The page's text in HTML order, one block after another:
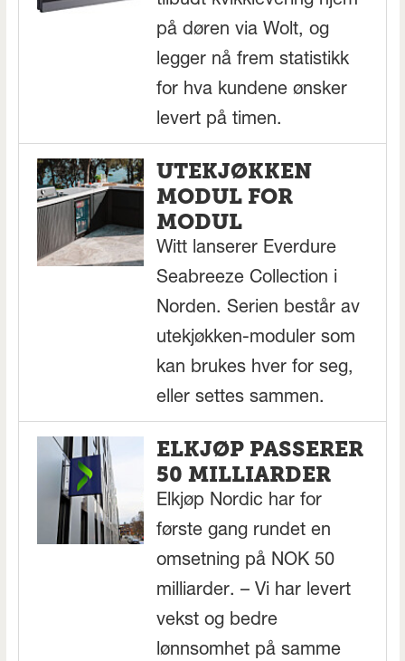
på døren via Wolt, og
legger nå frem statistikk
for hva kundene ønsker
levert på timen.
UTEKJØKKEN
MODUL FOR
MODUL
Witt lanserer Everdure
Seabreeze Collection i
Norden. Serien består av
utekjøkken-moduler som
kan brukes hver for seg,
eller settes sammen.
ELKJØP PASSERER
50 MILLIARDER
Elkjøp Nordic har for
første gang rundet en
omsetning på NOK 50
milliarder. – Vi har levert
vekst og bedre
lønnsomhet på samme